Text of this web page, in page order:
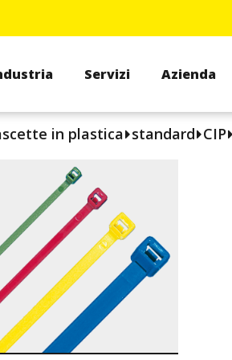
Servizi Azienda
in plastica standard CIP